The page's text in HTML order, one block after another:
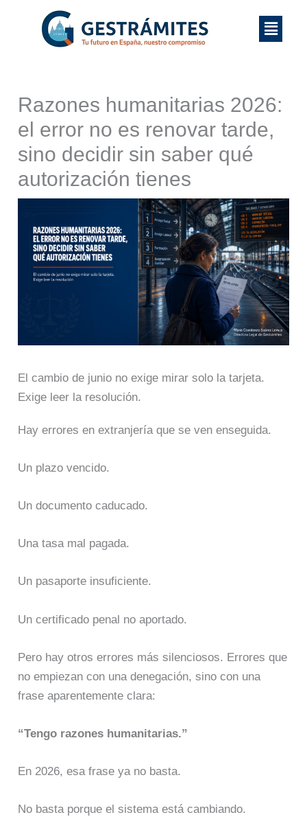
contenido
Menú
Razones humanitarias 2026:
el error no es renovar tarde,
sino decidir sin saber qué
autorización tienes
El cambio de junio no exige mirar solo la tarjeta.
Exige leer la resolución.
Hay errores en extranjería que se ven enseguida.
Un plazo vencido.
Un documento caducado.
Una tasa mal pagada.
Un pasaporte insuficiente.
Un certificado penal no aportado.
Pero hay otros errores más silenciosos. Errores que
no empiezan con una denegación, sino con una
frase aparentemente clara:
“Tengo razones humanitarias.”
En 2026, esa frase ya no basta.
No basta porque el sistema está cambiando.